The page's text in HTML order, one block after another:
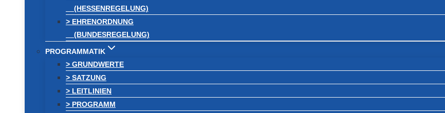
(HESSENREGELUNG)
> EHRENORDNUNG
(BUNDESREGELUNG)
PROGRAMMATIK
> GRUNDWERTE
> SATZUNG
> LEITLINIEN
> PROGRAMM